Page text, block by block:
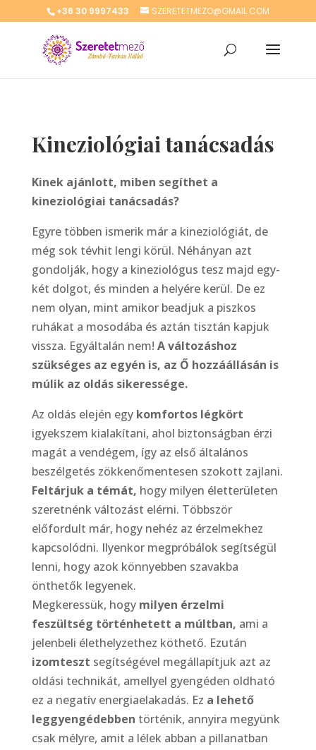
+36 30 9997433 SZERETETMEZO@GMAIL.COM
Kineziológiai tanácsadás
Kinek ajánlott, miben segíthet a
kineziológiai tanácsadás?
Egyre többen ismerik már a kineziológiát, de
még sok tévhit lengi körül. Néhányan azt
gondolják, hogy a kineziológus tesz majd egy-
két dolgot, és minden a helyére kerül. De ez
nem olyan, mint amikor beadjuk a piszkos
ruhákat a mosodába és aztán tisztán kapjuk
vissza. Egyáltalán nem! A változáshoz
szükséges az egyén is, az Ő hozzáállásán is
múlik az oldás sikeressége.
Az oldás elején egy komfortos légkört
igyekszem kialakítani, ahol biztonságban érzi
magát a vendégem, így az első általános
beszélgetés zökkenőmentesen szokott zajlani.
Feltárjuk a témát, hogy milyen életterületen
szeretnénk változást elérni. Többször
előfordult már, hogy nehéz az érzelmekhez
kapcsolódni. Ilyenkor megpróbálok segítségül
lenni, hogy azok könnyebben szavakba
önthetők legyenek.
Megkeressük, hogy milyen érzelmi
feszültség történhetett a múltban, ami a
jelenbeli élethelyzethez köthető. Ezután
izomteszt segítségével megállapítjuk azt az
oldási technikát, amellyel gyengéden oldható
ez a negatív energiaelakadás. Ez a lehető
leggyengédebben történik, annyira megyünk
csak mélyre, amit a lélek abban a pillanatban